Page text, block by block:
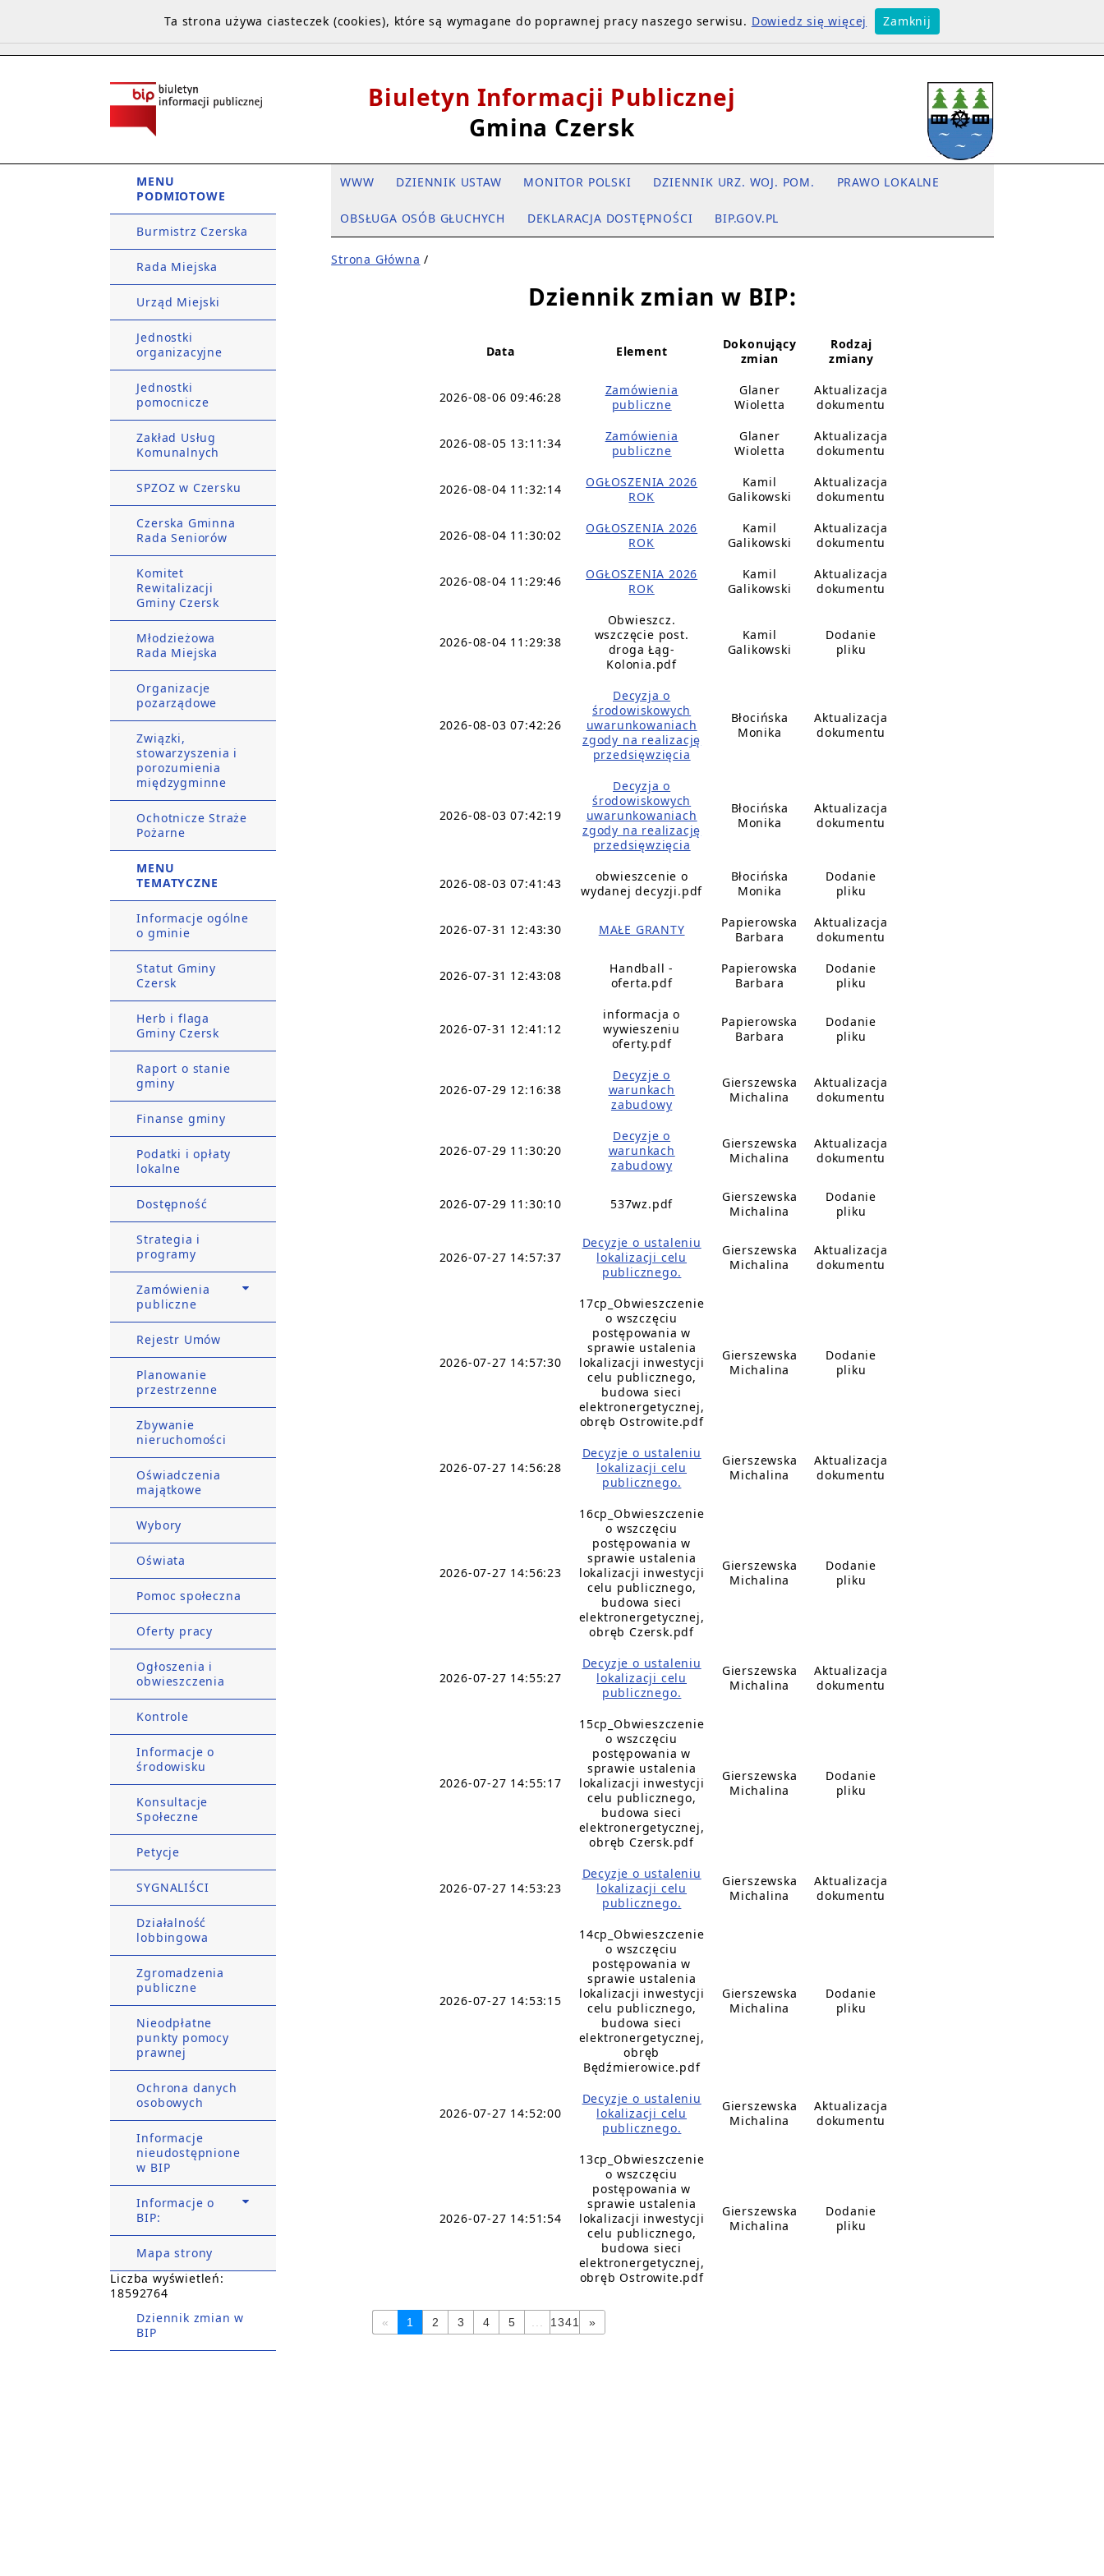
Biuletyn Informacji Publicznej
Gmina Czersk
MENU
PODMIOTOWE
Burmistrz Czerska
Rada Miejska
Urząd Miejski
Jednostki
organizacyjne
Jednostki
pomocnicze
Zakład Usług
Komunalnych
SPZOZ w Czersku
Czerska Gminna
Rada Seniorów
Komitet
Rewitalizacji
Gminy Czersk
Młodzieżowa
Rada Miejska
Organizacje
pozarządowe
Związki,
stowarzyszenia i
porozumienia
międzygminne
Ochotnicze Straże
Pożarne
MENU
TEMATYCZNE
Informacje ogólne
o gminie
Statut Gminy
Czersk
Herb i flaga
Gminy Czersk
Raport o stanie
gminy
Finanse gminy
Podatki i opłaty
lokalne
Dostępność
Strategia i
programy
Zamówienia
publiczne
Rejestr Umów
Planowanie
przestrzenne
Zbywanie
nieruchomości
Oświadczenia
majątkowe
Wybory
Oświata
Pomoc społeczna
Oferty pracy
Ogłoszenia i
obwieszczenia
Kontrole
Informacje o
środowisku
Konsultacje
Społeczne
Petycje
SYGNALIŚCI
Działalność
lobbingowa
Zgromadzenia
publiczne
Nieodpłatne
punkty pomocy
prawnej
Ochrona danych
osobowych
Informacje
nieudostępnione
w BIP
Informacje o
BIP:
Mapa strony
Liczba wyświetleń:
18592764
Dziennik zmian w
BIP
WWW DZIENNIK USTAW MONITOR POLSKI DZIENNIK URZ. WOJ. POM. PRAWO LOKALNE
OBSŁUGA OSÓB GŁUCHYCH DEKLARACJA DOSTĘPNOŚCI BIP.GOV.PL
Strona Główna /
Dziennik zmian w BIP:
Data Element
Dokonujący
zmian
Rodzaj
zmiany
2026-08-06 09:46:28
Zamówienia
publiczne
Glaner
Wioletta
Aktualizacja
dokumentu
2026-08-05 13:11:34
Zamówienia
publiczne
Glaner
Wioletta
Aktualizacja
dokumentu
2026-08-04 11:32:14
OGŁOSZENIA 2026
ROK
Kamil
Galikowski
Aktualizacja
dokumentu
2026-08-04 11:30:02
OGŁOSZENIA 2026
ROK
Kamil
Galikowski
Aktualizacja
dokumentu
2026-08-04 11:29:46
OGŁOSZENIA 2026
ROK
Kamil
Galikowski
Aktualizacja
dokumentu
2026-08-04 11:29:38
Obwieszcz.
wszczęcie post.
droga Łąg-
Kolonia.pdf
Kamil
Galikowski
Dodanie
pliku
2026-08-03 07:42:26
Decyzja o
środowiskowych
uwarunkowaniach
zgody na realizację
przedsięwzięcia
Błocińska
Monika
Aktualizacja
dokumentu
2026-08-03 07:42:19
Decyzja o
środowiskowych
uwarunkowaniach
zgody na realizację
przedsięwzięcia
Błocińska
Monika
Aktualizacja
dokumentu
2026-08-03 07:41:43
obwieszcenie o
wydanej decyzji.pdf
Błocińska
Monika
Dodanie
pliku
2026-07-31 12:43:30 MAŁE GRANTY
Papierowska
Barbara
Aktualizacja
dokumentu
2026-07-31 12:43:08
Handball -
oferta.pdf
Papierowska
Barbara
Dodanie
pliku
2026-07-31 12:41:12
informacja o
wywieszeniu
oferty.pdf
Papierowska
Barbara
Dodanie
pliku
2026-07-29 12:16:38
Decyzje o
warunkach
zabudowy
Gierszewska
Michalina
Aktualizacja
dokumentu
2026-07-29 11:30:20
Decyzje o
warunkach
zabudowy
Gierszewska
Michalina
Aktualizacja
dokumentu
2026-07-29 11:30:10 537wz.pdf
Gierszewska
Michalina
Dodanie
pliku
2026-07-27 14:57:37
Decyzje o ustaleniu
lokalizacji celu
publicznego.
Gierszewska
Michalina
Aktualizacja
dokumentu
2026-07-27 14:57:30
17cp_Obwieszczenie
o wszczęciu
postępowania w
sprawie ustalenia
lokalizacji inwestycji
celu publicznego,
budowa sieci
elektronergetycznej,
obręb Ostrowite.pdf
Gierszewska
Michalina
Dodanie
pliku
2026-07-27 14:56:28
Decyzje o ustaleniu
lokalizacji celu
publicznego.
Gierszewska
Michalina
Aktualizacja
dokumentu
2026-07-27 14:56:23
16cp_Obwieszczenie
o wszczęciu
postępowania w
sprawie ustalenia
lokalizacji inwestycji
celu publicznego,
budowa sieci
elektronergetycznej,
obręb Czersk.pdf
Gierszewska
Michalina
Dodanie
pliku
2026-07-27 14:55:27
Decyzje o ustaleniu
lokalizacji celu
publicznego.
Gierszewska
Michalina
Aktualizacja
dokumentu
2026-07-27 14:55:17
15cp_Obwieszczenie
o wszczęciu
postępowania w
sprawie ustalenia
lokalizacji inwestycji
celu publicznego,
budowa sieci
elektronergetycznej,
obręb Czersk.pdf
Gierszewska
Michalina
Dodanie
pliku
2026-07-27 14:53:23
Decyzje o ustaleniu
lokalizacji celu
publicznego.
Gierszewska
Michalina
Aktualizacja
dokumentu
2026-07-27 14:53:15
14cp_Obwieszczenie
o wszczęciu
postępowania w
sprawie ustalenia
lokalizacji inwestycji
celu publicznego,
budowa sieci
elektronergetycznej,
obręb
Będźmierowice.pdf
Gierszewska
Michalina
Dodanie
pliku
2026-07-27 14:52:00
Decyzje o ustaleniu
lokalizacji celu
publicznego.
Gierszewska
Michalina
Aktualizacja
dokumentu
2026-07-27 14:51:54
13cp_Obwieszczenie
o wszczęciu
postępowania w
sprawie ustalenia
lokalizacji inwestycji
celu publicznego,
budowa sieci
elektronergetycznej,
obręb Ostrowite.pdf
Gierszewska
Michalina
Dodanie
pliku
« 1 2 3 4 5 1341 »
Ta strona używa ciasteczek (cookies), które są wymagane do poprawnej pracy naszego serwisu. Dowiedz się więcej Zamknij